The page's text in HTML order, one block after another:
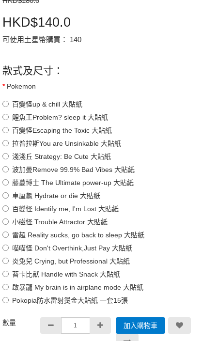
HKD$140.0
可使用土星幣購買： 140
款式及尺寸：
Pokemon
百變怪up & chill 大貼紙
鯉魚王Problem? sleep it 大貼紙
百變怪Escaping the Toxic 大貼紙
拉普拉斯You are Unsinkable 大貼紙
淺淺丘 Strategy: Be Cute 大貼紙
波加曼Remove 99.9% Bad Vibes 大貼紙
藤蔓博士 The Ultimate power-up 大貼紙
車厘龜 Hydrate or die 大貼紙
百變怪 Identify me, I'm Lost 大貼紙
小磁怪 Trouble Attractor 大貼紙
雷超 Reality sucks, go back to sleep 大貼紙
喵喵怪 Don't Overthink,Just Pay 大貼紙
炎兔兒 Crying, but Professional 大貼紙
苔卡比獸 Handle with Snack 大貼紙
啟暴龍 My brain is in airplane mode 大貼紙
Pokopia防水雷射燙金大貼紙 一套15張
數量 加入購物車